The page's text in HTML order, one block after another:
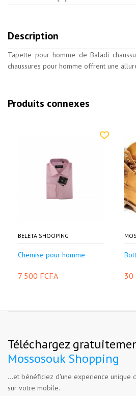
Description
Tapette pour homme de Baladi
chaussures pour homme offrent une
Produits connexes
BÉLÉTA SHOOPING
Chemise pour homme
7 500 FCFA 30
Téléchargez
Mossosouk Shopping
...et bénéficiez d'une experience unique
sur votre mobile.